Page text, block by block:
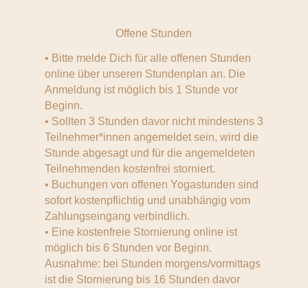
Offene Stunden
• Bitte melde Dich für alle offenen Stunden
online über unseren Stundenplan an. Die
Anmeldung ist möglich bis 1 Stunde vor
Beginn.
• Sollten 3 Stunden davor nicht mindestens 3
Teilnehmer*innen angemeldet sein, wird die
Stunde abgesagt und für die angemeldeten
Teilnehmenden kostenfrei storniert.
• Buchungen von offenen Yogastunden sind
sofort kostenpflichtig und unabhängig vom
Zahlungseingang verbindlich.
• Eine kostenfreie Stornierung online ist
möglich bis 6 Stunden vor Beginn.
Ausnahme: bei Stunden morgens/vormittags
ist die Stornierung bis 16 Stunden davor